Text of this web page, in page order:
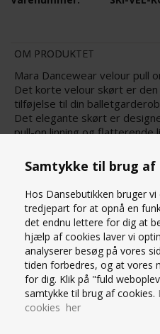
Samtykke til brug af
Hos Dansebutikken bruger
tredjepart for at opnå en
det endnu lettere for dig at
hjælp af cookies laver vi
analyserer besøg på vores
tiden forbedres, og at vores
for dig. Klik på "fuld
samtykke til brug af cookies.
cookies her
OM PRODUKTET
Mara Dancewear velour pull
Det korte velour skørt er
tilføjelse til din
Det elegante skørt er
pull-on linning og flatterende
(Alle Mara Dancewear styles
STØRRELSESGUIDE
SPØRG OS